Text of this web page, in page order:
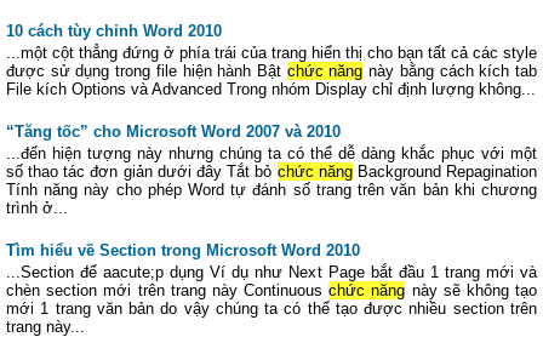
10 cách tùy chỉnh Word 2010
...một cột thẳng đứng ở phía trái của trang hiển thị cho bạn tất cả các style
được sử dụng trong file hiện hành Bật chức năng này bằng cách kích tab
File kích Options và Advanced Trong nhóm Display chỉ định lượng không...
“Tăng tốc” cho Microsoft Word 2007 và 2010
...đến hiện tượng này nhưng chúng ta có thể dễ dàng khắc phục với một
số thao tác đơn giản dưới đây Tắt bỏ chức năngBackground Repagination
Tính năng này cho phép Word tự đánh số trang trên văn bản khi chương
trình ở...
Tìm hiểu về Section trong Microsoft Word 2010
...Section để aacute;p dụng Ví dụ như Next Page bắt đầu 1 trang mới và
chèn section mới trên trang này Continuouschức năng này sẽ không tạo
mới 1 trang văn bản do vậy chúng ta có thể tạo được nhiều section trên
trang này...